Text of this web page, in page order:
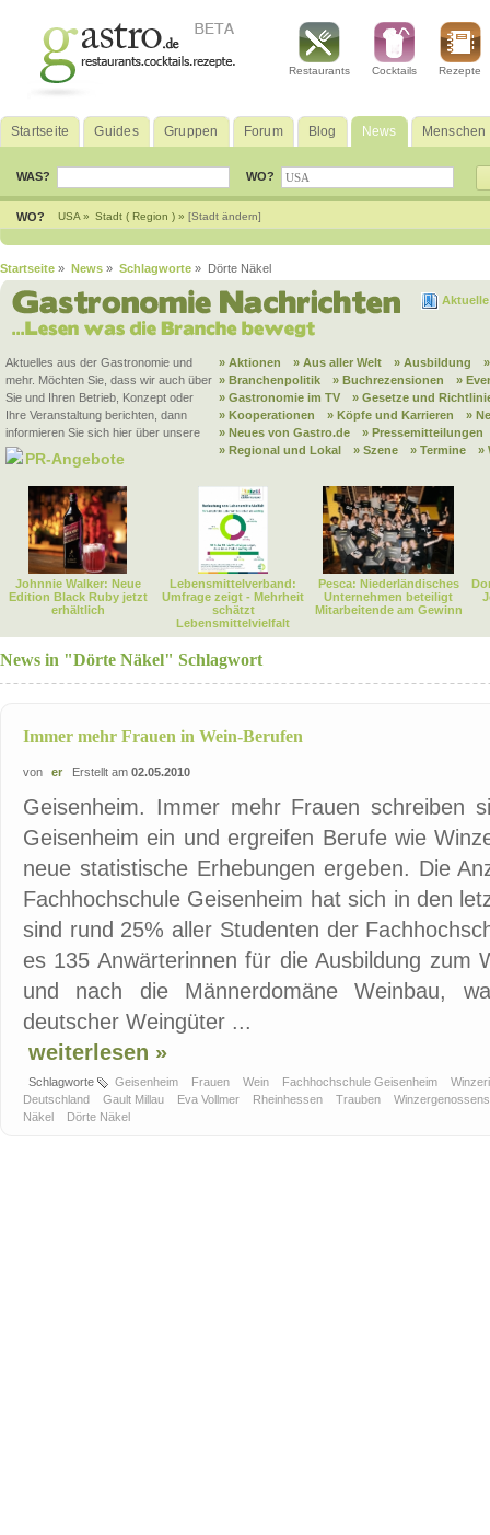
Restaurants Cocktails Rezepte
Startseite Guides Gruppen Forum Blog News Menschen
WAS? WO?
WO? USA » Stadt ( Region ) » [Stadt ändern]
Startseite » News » Schlagworte » Dörte Näkel
Aktuelles aus der Gastronomie und
mehr. Möchten Sie, dass wir auch über
Sie und Ihren Betrieb, Konzept oder
Ihre Veranstaltung berichten, dann
informieren Sie sich hier über unsere
PR-Angebote
» Aktionen » Aus aller Welt » Ausbildung
» Branchenpolitik
» Buchrezensionen
»
» Gastronomie im TV
» Gesetze und
» Kooperationen
» Köpfe und Karrieren
»
» Neues von Gastro.de
» Pressemitteilungen
» Regional und Lokal
» Szene » Termine »
Johnnie Walker: Neue
Edition Black Ruby jetzt
erhältlich
Lebensmittelverband:
Umfrage zeigt - Mehrheit
schätzt
Lebensmittelvielfalt
Pesca: Niederländisches
Unternehmen beteiligt
Mitarbeitende am Gewinn
News in "Dörte Näkel" Schlagwort
Immer mehr Frauen in Wein-Berufen
von er Erstellt am 02.05.2010
Geisenheim. Immer mehr Frauen schreiben
Geisenheim ein und ergreifen Berufe wie
neue statistische Erhebungen ergeben. Die
Fachhochschule Geisenheim hat sich in den
sind rund 25% aller Studenten der
es 135 Anwärterinnen für die Ausbildung zum
und nach die Männerdomäne Weinbau,
deutscher Weingüter ...
weiterlesen »
Schlagworte Geisenheim Frauen Wein Fachhochschule Geisenheim
Deutschland
Gault Millau Eva Vollmer Rheinhessen Trauben
Näkel
Dörte Näkel